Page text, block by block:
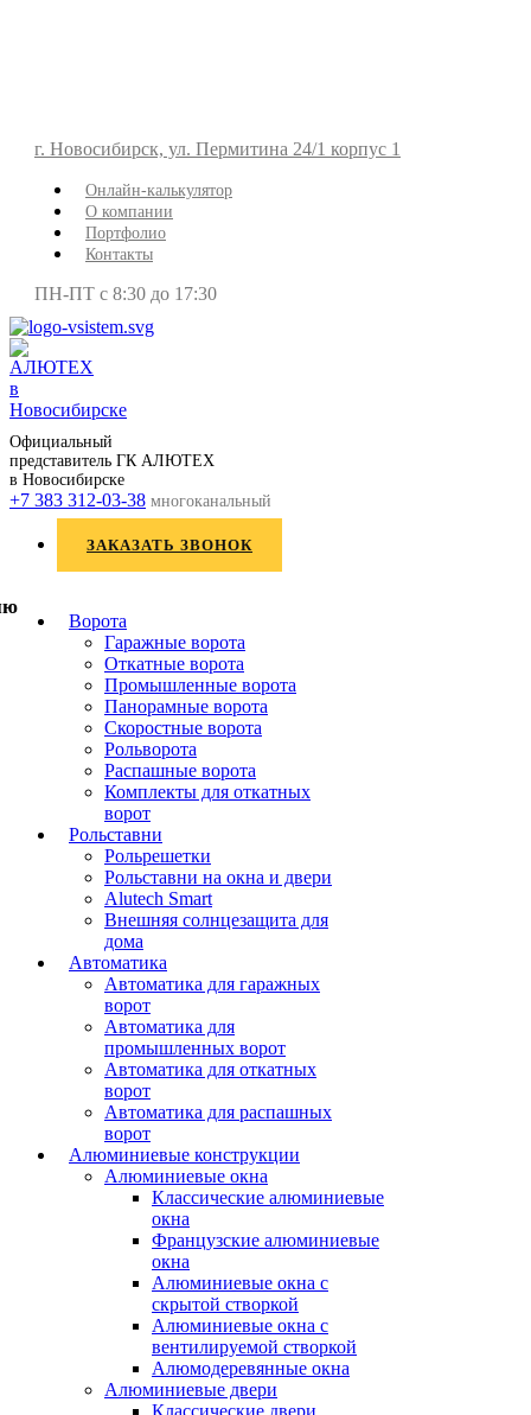
г. Новосибирск, ул. Пермитина 24/1 корпус 1
Онлайн-калькулятор
О компании
Портфолио
Контакты
ПН-ПТ с 8:30 до 17:30
Официальный
представитель ГК АЛЮТЕХ
в Новосибирске
+7 383 312-03-38 многоканальный
ЗАКАЗАТЬ ЗВОНОК
Ворота
Гаражные ворота
Откатные ворота
Промышленные ворота
Панорамные ворота
Скоростные ворота
Рольворота
Распашные ворота
Комплекты для откатных
ворот
Рольставни
Рольрешетки
Рольставни на окна и двери
Alutech Smart
Внешняя солнцезащита для
дома
Автоматика
Автоматика для гаражных
ворот
Автоматика для
промышленных ворот
Автоматика для откатных
ворот
Автоматика для распашных
ворот
Алюминиевые конструкции
Алюминиевые окна
Классические алюминиевые
окна
Французские алюминиевые
окна
Алюминиевые окна с
скрытой створкой
Алюминиевые окна с
вентилируемой створкой
Алюмодеревянные окна
Алюминиевые двери
Классические двери